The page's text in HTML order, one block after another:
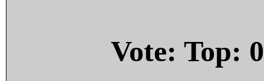
Vote: Top: 0